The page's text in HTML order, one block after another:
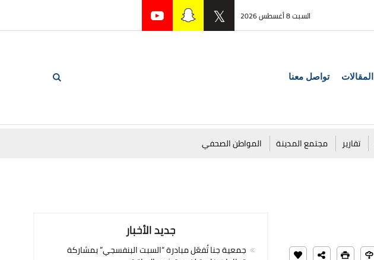
السبت 8 أغسطس 2026
المقالات تواصل معنا
تقارير مجتمع المدينة المواطن الصحفي
جديد الأخبار
جمعية جنا تُفعّل مبادرة “السبت البنفسجي” بمشاركة